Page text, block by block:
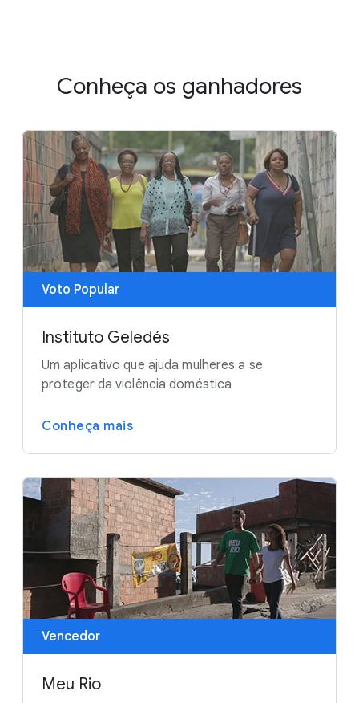
Conheça os ganhadores
Voto Popular
Instituto Geledés
Um aplicativo que ajuda mulheres a se
proteger da violência doméstica
Conheça mais
Vencedor
Meu Rio